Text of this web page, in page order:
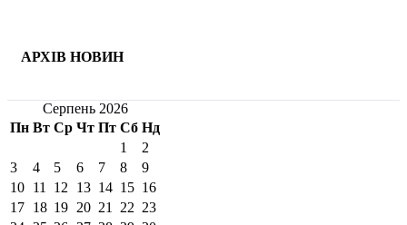
АРХІВ НОВИН
Серпень 2026
Пн Вт Ср Чт Пт Сб Нд
1
2
3
4 5 6 7 8
9
10 11 12 13 14 15 16
17 18 19 20 21 22 23